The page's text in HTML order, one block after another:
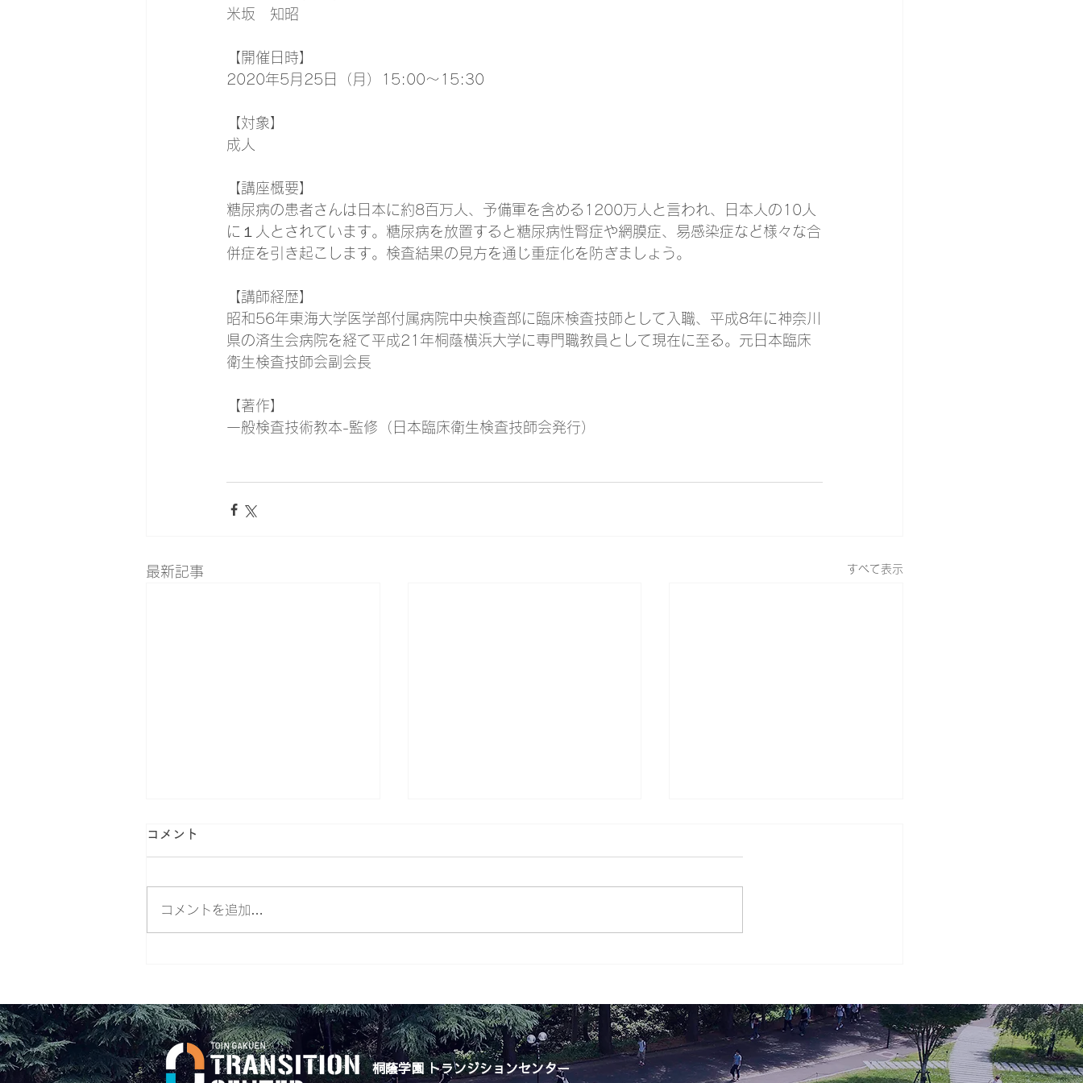
米坂　知昭
【開催日時】
2020年5月25日（月）15:00〜15:30
【対象 】
成人
【講座概要】
糖尿病の患者さんは日本に約8百万人、予備軍を含める1200万人と言われ、日本人の10人
に１人とされています。糖尿病を放置すると糖尿病性腎症や網膜症、易感染症など様々な合
併症を引き起こします。検査結果の見方を通じ重症化を防ぎましょう。
【講師経歴】
昭和56年東海大学医学部付属病院中央検査部に臨床検査技師として入職、平成8年に神奈川
県の済生会病院を経て平成21年桐蔭横浜大学に専門職教員として現在に至る。元日本臨床
衛生検査技師会副会長
【著作】
一般検査技術教本-監修（日本臨床衛生検査技師会発行）
最新記事 すべて表示
なぜ哲学が必要なのか
コメント
コメントを追加…
桐蔭学園 トランジションセンター